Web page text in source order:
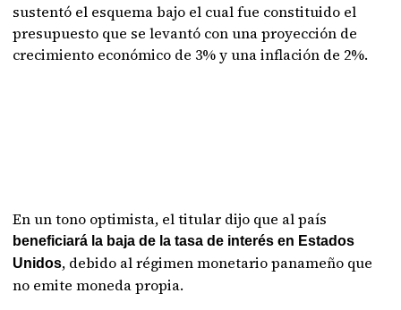
sustentó el esquema bajo el cual fue constituido el
presupuesto que se levantó con una proyección de
crecimiento económico de 3% y una inflación de 2%.
En un tono optimista, el titular dijo que al país
beneficiará la baja de la tasa de interés en Estados
Unidos, debido al régimen monetario panameño que
no emite moneda propia.